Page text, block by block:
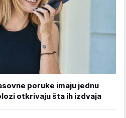
poruke imaju jednu
otkrivaju šta ih izdvaja